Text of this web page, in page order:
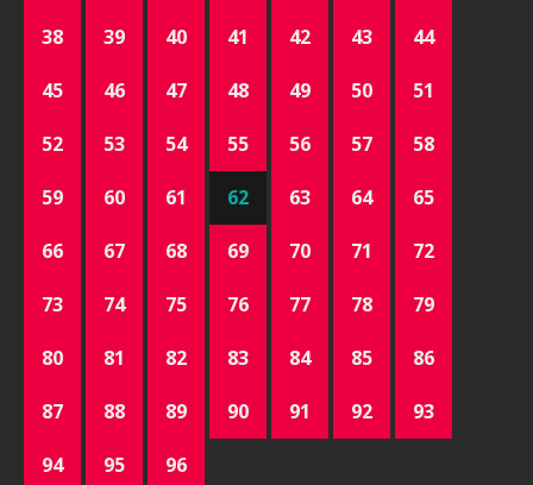
38 39 40 41 42 43 44
45 46 47 48 49 50 51
52 53 54 55 56 57 58
59 60 61 62 63 64 65
66 67 68 69 70 71 72
73 74 75 76 77 78 79
80 81 82 83 84 85 86
87 88 89 90 91 92 93
94 95 96